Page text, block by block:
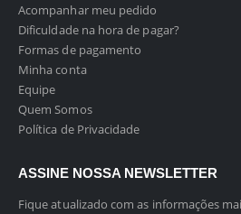
Acompanhar meu pedido
Dificuldade na hora de pagar?
Formas de pagamento
Minha conta
Equipe
Quem Somos
Política de Privacidade
ASSINE NOSSA NEWSLETTER
Fique atualizado com as informações